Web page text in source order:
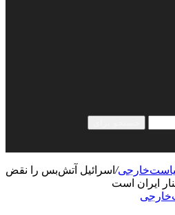
/ اسرائیل آتش‌بس را نقض
ایران است